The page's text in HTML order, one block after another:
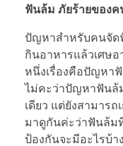
ฟันล้ม ภัยร้ายของ
ปัญหาสำหรับคนจัด
กินอาหารแล้วเศษ
หนึ่งเรื่องคือปัญหา
ไม่คะว่าปัญหาฟันล้
เดียว แต่ยังสามาร
มาดูกันค่ะว่าฟันล้มที่
ป้องกันจะมีอะไรบ้าง